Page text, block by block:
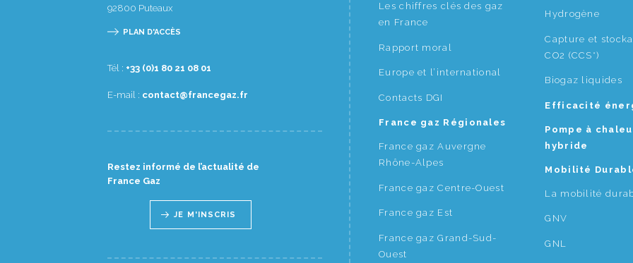
92800 Puteaux
PLAN D'ACCÈS
Tél : 10 80 12 08 1(0) 33+
E-mail : rf.zagecnarf@tcatnoc
Restez informé de l’actualité de
France Gaz
JE M'INSCRIS
Les chiffres clés des gaz
en France
Rapport moral
Europe et l’international
Contacts DGI
France gaz Régionales
France gaz Auvergne
Rhône-Alpes
France gaz Centre-Ouest
France gaz Est
France gaz Grand-Sud-
Ouest
Hydrogène
Capture et
CO2 (CCS*)
Biogaz liquides
Efficacité
Pompe à
hybride
Mobilité
La mobilité
GNV
GNL